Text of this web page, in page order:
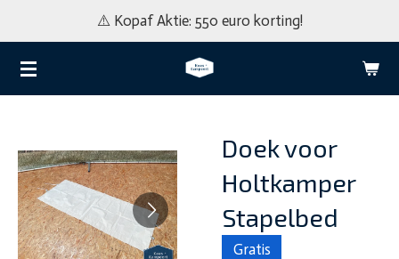
direct
naar
de
⚠️ Kopaf Aktie: 550 euro korting!
Doek voor
Holtkamper
Stapelbed
Gratis